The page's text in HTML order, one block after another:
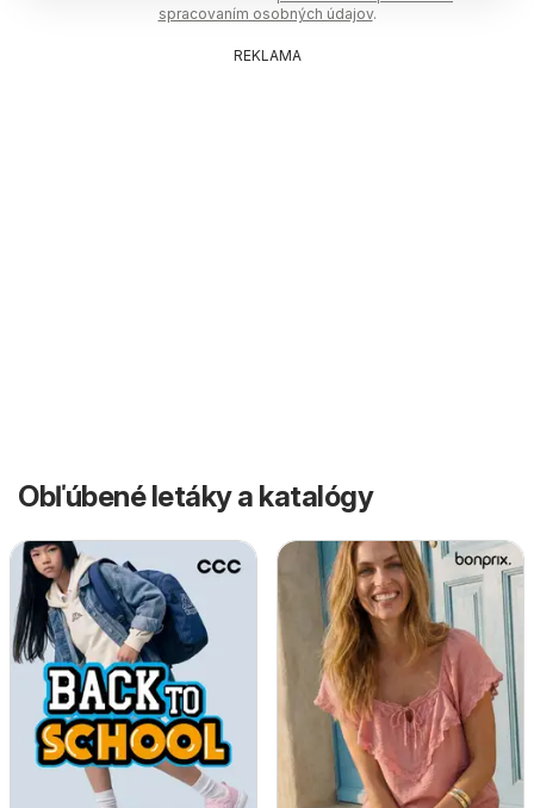
spracovaním osobných údajov.
REKLAMA
Obľúbené letáky a katalógy